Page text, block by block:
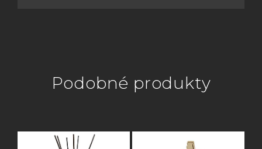
Podobné produkty